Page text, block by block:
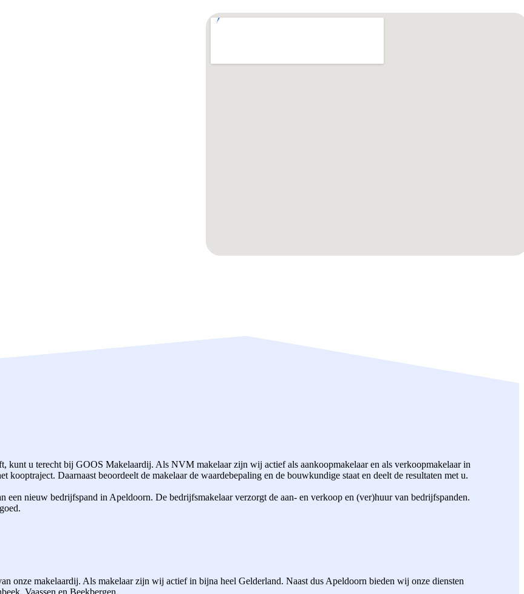
kunt u terecht bij GOOS Makelaardij. Als NVM makelaar zijn wij actief als aankoopmakelaar en als verkoopmakelaar in
kooptraject. Daarnaast beoordeelt de makelaar de waardebepaling en de bouwkundige staat en deelt de resultaten met u.
een nieuw bedrijfspand in Apeldoorn. De bedrijfsmakelaar verzorgt de aan- en verkoop en (ver)huur van bedrijfspanden.
onze makelaardij. Als makelaar zijn wij actief in bijna heel Gelderland. Naast dus Apeldoorn bieden wij onze diensten
Vaassen en Beekbergen.